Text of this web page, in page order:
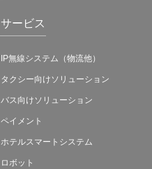
サービス
IP無線システム（物流他）
タクシー向けソリューション
バス向けソリューション
ペイメント
ホテルスマートシステム
ロボット